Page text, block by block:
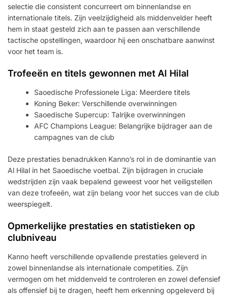
selectie die consistent concurreert om binnenlandse en
internationale titels. Zijn veelzijdigheid als middenvelder heeft
hem in staat gesteld zich aan te passen aan verschillende
tactische opstellingen, waardoor hij een onschatbare aanwinst
voor het team is.
Trofeeën en titels gewonnen met Al Hilal
Saoedische Professionele Liga: Meerdere titels
Koning Beker: Verschillende overwinningen
Saoedische Supercup: Talrijke overwinningen
AFC Champions League: Belangrijke bijdrager aan de
campagnes van de club
Deze prestaties benadrukken Kanno’s rol in de dominantie van
Al Hilal in het Saoedische voetbal. Zijn bijdragen in cruciale
wedstrijden zijn vaak bepalend geweest voor het veiligstellen
van deze trofeeën, wat zijn belang voor het succes van de club
weerspiegelt.
Opmerkelijke prestaties en statistieken op
clubniveau
Kanno heeft verschillende opvallende prestaties geleverd in
zowel binnenlandse als internationale competities. Zijn
vermogen om het middenveld te controleren en zowel defensief
als offensief bij te dragen, heeft hem erkenning opgeleverd bij